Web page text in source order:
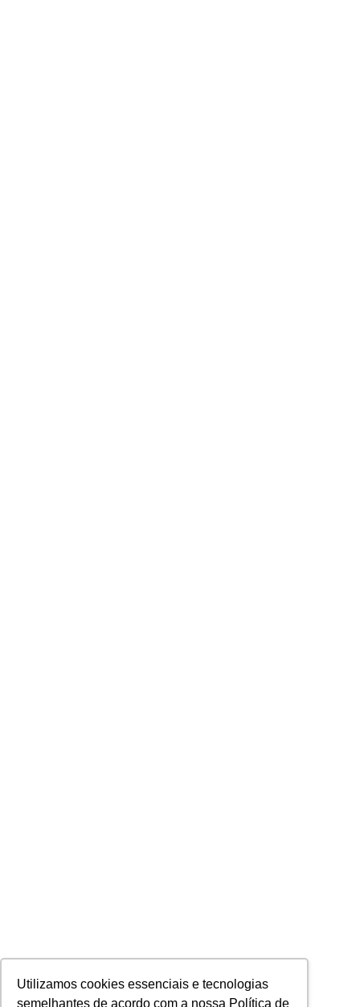
Utilizamos cookies essenciais e tecnologias
semelhantes de acordo com a nossa Política de